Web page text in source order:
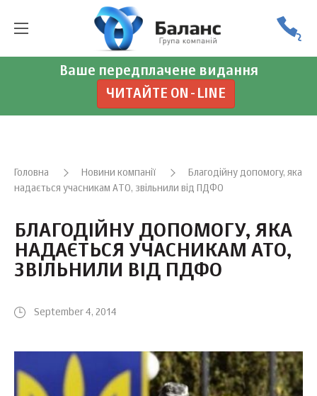
Ваше передплачене видання
ЧИТАЙТЕ ON-LINE
Головна Новини компанії
Благодійну допомогу, яка
надається учасникам АТО, звільнили від ПДФО
БЛАГОДІЙНУ ДОПОМОГУ, ЯКА
НАДАЄТЬСЯ УЧАСНИКАМ АТО,
ЗВІЛЬНИЛИ ВІД ПДФО
September 4, 2014